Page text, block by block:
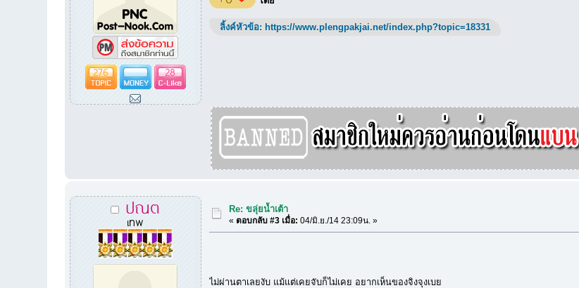
276 28
ลิ้งค์หัวข้อ: https://www.plengpakjai.net/index.php?topic=18331
ปณต
เทพ
Re: ขลุ่ยน้ำเต้า
«ตอบกลับ #3 เมื่อ: 04/มิ.ย./14 23:09น. »
ไม่ผ่านตาเลยงับ แม้แต่เคยจับก็ไม่เคย อยากเห็นของจิงจุงเบย